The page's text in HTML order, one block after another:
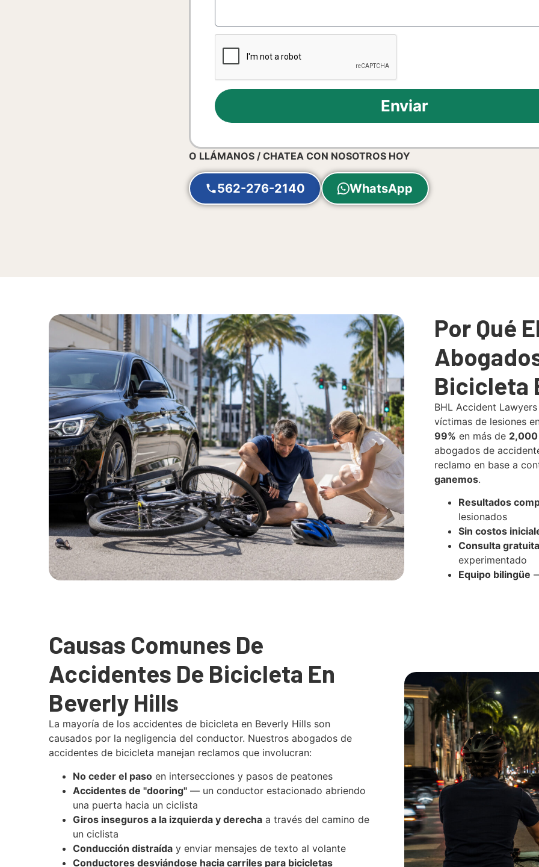
Enviar
O LLÁMANOS / CHATEA CON NOSOTROS HOY
562-276-2140 WhatsApp
Por Qué
Bicicleta
BHL Accident
víctimas de lesiones
99% en más de 2,000
abogados de
reclamo en base a
ganemos.
Resultados
lesionados
Sin costos
Consulta gratuita
experimentado
Equipo bilingüe
Causas Comunes De
Accidentes De Bicicleta En
Beverly Hills
La mayoría de los accidentes de bicicleta en Beverly Hills son
causados por la negligencia del conductor. Nuestros abogados de
accidentes de bicicleta manejan reclamos que involucran:
No ceder el pasoen intersecciones y pasos de peatones
Accidentes de "dooring"— un conductor estacionado abriendo
una puerta hacia un ciclista
Giros inseguros a la izquierda y derechaa través del camino de
un ciclista
Conducción distraíday enviar mensajes de texto al volante
Conductores desviándose hacia carriles para bicicletas